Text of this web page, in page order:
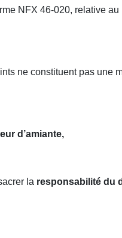
NFX 46-020, relative
ne constituent pas une
d’amiante,
la responsabilité du